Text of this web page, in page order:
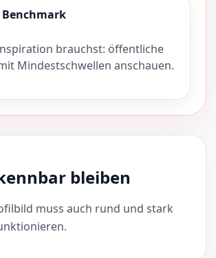
Benchmark
brauchst: öffentliche
Mindestschwellen anschauen.
bleiben
muss auch rund und stark